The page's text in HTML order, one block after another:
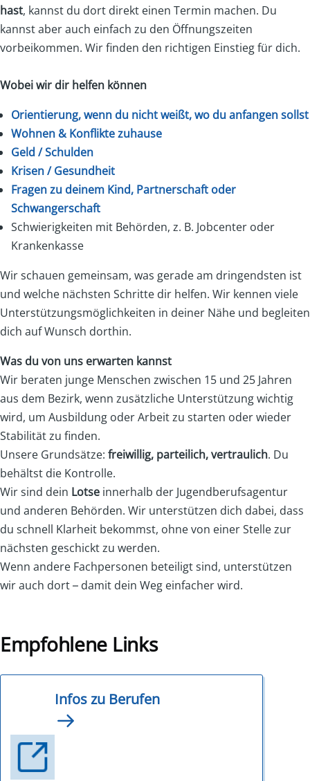
hast, kannst du dort direkt einen Termin machen. Du
kannst aber auch einfach zu den Öffnungszeiten
vorbeikommen. Wir finden den richtigen Einstieg für dich.
Wobei wir dir helfen können
Orientierung, wenn du nicht weißt, wo du anfangen sollst
Wohnen & Konflikte zuhause
Geld / Schulden
Krisen / Gesundheit
Fragen zu deinem Kind, Partnerschaft oder
Schwangerschaft
Schwierigkeiten mit Behörden, z. B. Jobcenter oder
Krankenkasse
Wir schauen gemeinsam, was gerade am dringendsten ist
und welche nächsten Schritte dir helfen. Wir kennen viele
Unterstützungsmöglichkeiten in deiner Nähe und begleiten
dich auf Wunsch dorthin.
Was du von uns erwarten kannst
Wir beraten junge Menschen zwischen 15 und 25 Jahren
aus dem Bezirk, wenn zusätzliche Unterstützung wichtig
wird, um Ausbildung oder Arbeit zu starten oder wieder
Stabilität zu finden.
Unsere Grundsätze: freiwillig, parteilich, vertraulich. Du
behältst die Kontrolle.
Wir sind dein Lotse innerhalb der Jugendberufsagentur
und anderen Behörden. Wir unterstützen dich dabei, dass
du schnell Klarheit bekommst, ohne von einer Stelle zur
nächsten geschickt zu werden.
Wenn andere Fachpersonen beteiligt sind, unterstützen
wir auch dort – damit dein Weg einfacher wird.
Empfohlene Links
Infos zu Berufen